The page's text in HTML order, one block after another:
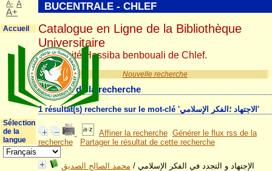
Nouvelle recherche
Résultat de la recherche
1 résultat(s) recherche sur le mot-clé 'الاجتهاد ؛الفكر الإسلامي'
Affiner la recherche Générer le flux rss de la
recherche
Partager le résultat de cette recherche
الإجتهاد و التجدد في الفكر الإسلامي / محمد الصالح الصديق
BUCENTRALE - CHLEF
Catalogue en Ligne de la Bibliothèque
Universitaire
Université Hassiba benbouali de Chlef.
A- A
A+
Accueil
Sélection
de la
langue